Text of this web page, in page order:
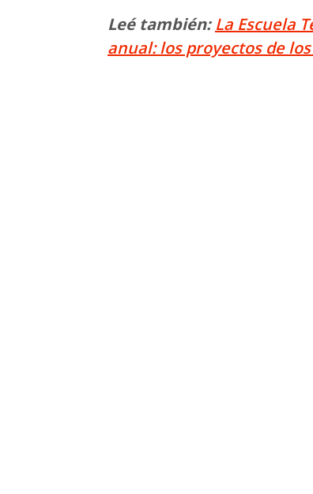
Leé también: La Escuela
anual: los proyectos de